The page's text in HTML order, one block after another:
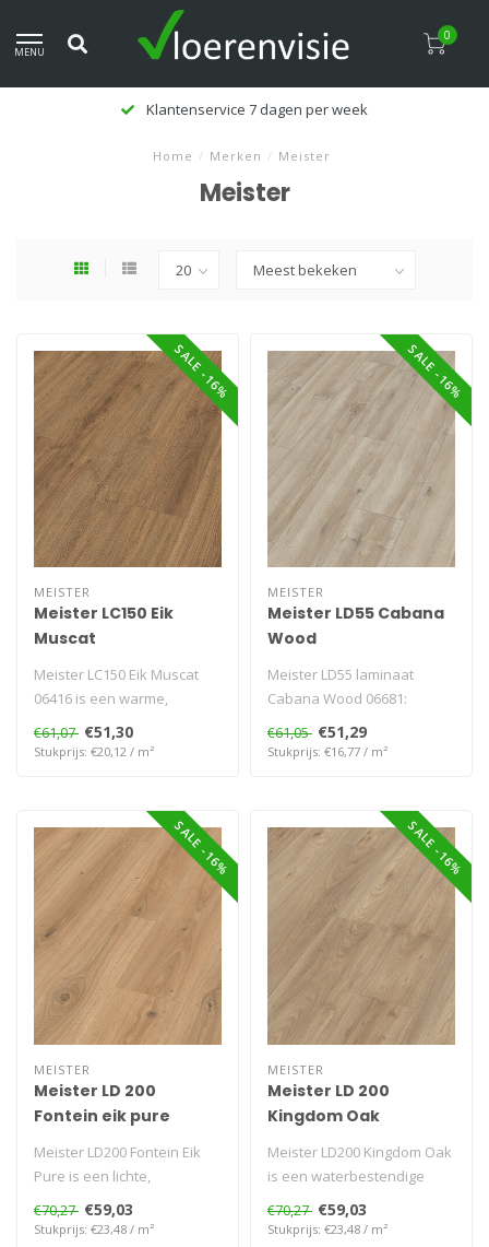
MENU
0
Klantenservice 7 dagen per week
Home / Merken / Meister
Meister
SALE -16%
MEISTER
Meister LC150 Eik
Muscat
Meister LC150 Eik Muscat
06416 is een warme,
waterbestendige en
krasvaste lamina..
€61,07 €51,30
Stukprijs: €20,12 / m²
SALE -16%
MEISTER
Meister LD55 Cabana
Wood
Meister LD55 laminaat
Cabana Wood 06681:
tropische houtlook,
microvoeg rondom, 7..
€61,05 €51,29
Stukprijs: €16,77 / m²
SALE -16%
MEISTER
Meister LD 200
Fontein eik pure
Meister LD200 Fontein Eik
Pure is een lichte,
waterbestendige en
krasvaste lamin..
€70,27 €59,03
Stukprijs: €23,48 / m²
SALE -16%
MEISTER
Meister LD 200
Kingdom Oak
Meister LD200 Kingdom Oak
is een waterbestendige
laminaatvloer met robuuste
eike..
€70,27 €59,03
Stukprijs: €23,48 / m²